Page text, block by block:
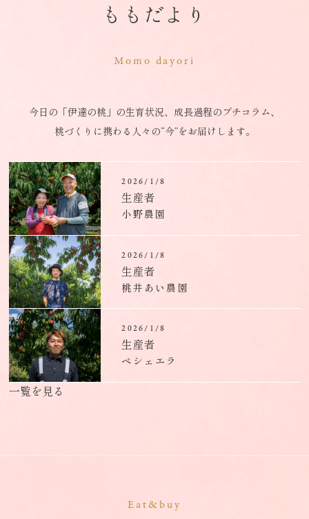
ももだより
Momo dayori
今日の「伊達の桃」の生育状況、成長過程のプチコラム、
桃づくりに携わる人々の“今”をお届けします。
2026/1/8
生産者
小野農園
2026/1/8
生産者
桃井あい農園
2026/1/8
生産者
ペシェエラ
一覧を見る
Eat&buy